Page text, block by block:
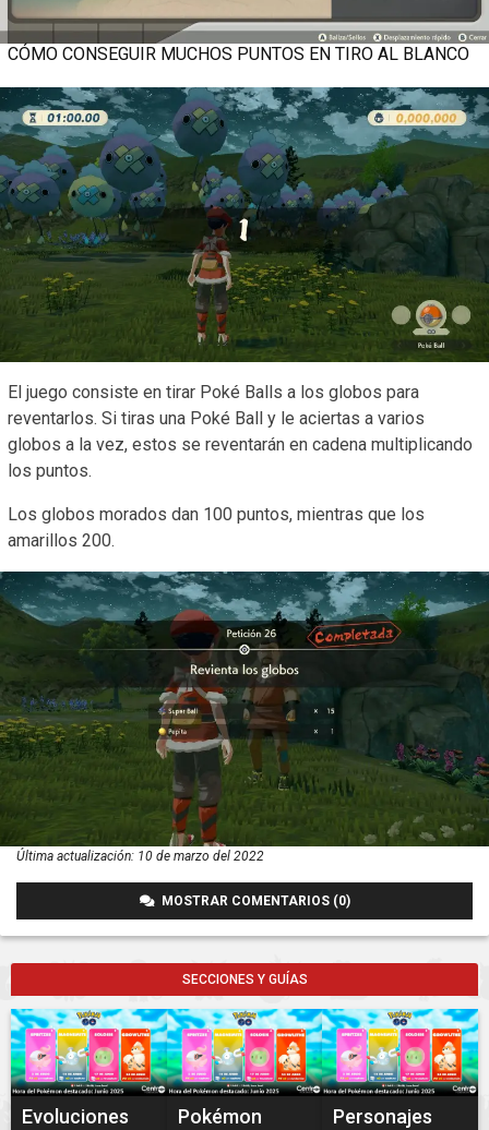
CÓMO CONSEGUIR MUCHOS PUNTOS EN TIRO AL BLANCO
El juego consiste en tirar Poké Balls a los globos para
reventarlos. Si tiras una Poké Ball y le aciertas a varios
globos a la vez, estos se reventarán en cadena multiplicando
los puntos.
Los globos morados dan 100 puntos, mientras que los
amarillos 200.
Última actualización: 10 de marzo del 2022
MOSTRAR COMENTARIOS (0)
SECCIONES Y GUÍAS
Evoluciones Pokémon Personajes